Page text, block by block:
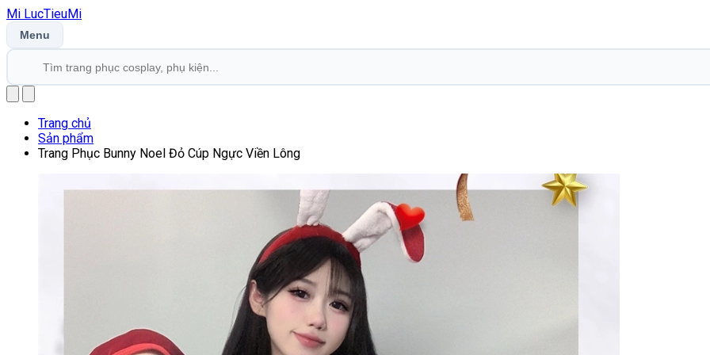
Mi LucTieuMi
Menu
Trang chủ
Sản phẩm
Trang Phục Bunny Noel Đỏ Cúp Ngực Viền Lông